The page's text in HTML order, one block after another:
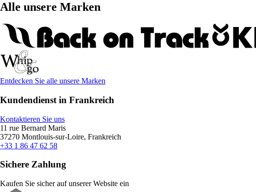
Alle unsere Marken
Entdecken Sie alle unsere Marken
Kundendienst in Frankreich
Kontaktieren Sie uns
11 rue Bernard Maris
37270 Montlouis-sur-Loire, Frankreich
+33 1 86 47 62 58
Sichere Zahlung
Kaufen Sie sicher auf unserer Website ein